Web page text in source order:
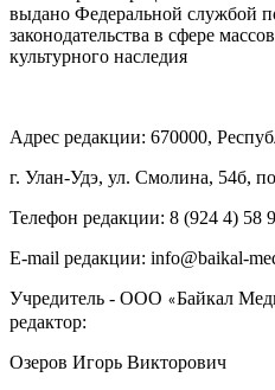
выдано Федеральной службой
законодательства в сфере
культурного наследия
Адрес редакции: 670000,
г. Улан-Удэ, ул. Смолина, 54б,
Телефон редакции: ‎‎8 (924 4) 58
E-mail редакции: info@baikal-
Учредитель - ООО «Байкал
редактор:
Озеров Игорь Викторович